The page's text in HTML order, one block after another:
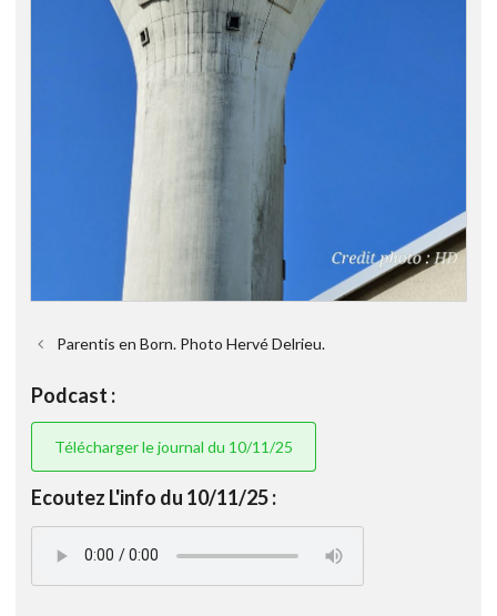
Parentis en Born. Photo Hervé Delrieu.
Podcast :
Télécharger le journal du 10/11/25
Ecoutez L'info du 10/11/25 :